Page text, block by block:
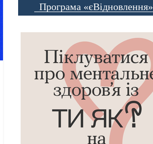
Програма «єВідновлення»